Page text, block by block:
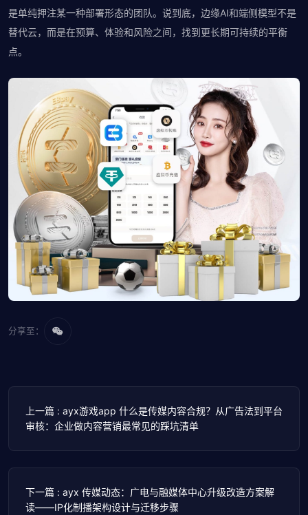
是单纯押注某一种部署形态的团队。说到底，边缘AI和端侧模型不是
替代云，而是在预算、体验和风险之间，找到更长期可持续的平衡
点。
分享至：
上一篇 : ayx游戏app 什么是传媒内容合规？从广告法到平台
审核：企业做内容营销最常见的踩坑清单
下一篇 : ayx 传媒动态：广电与融媒体中心升级改造方案解
读——IP化制播架构设计与迁移步骤